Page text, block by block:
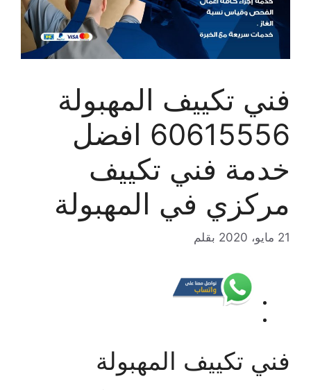
فني تكييف المهبولة
60615556 افضل
خدمة فني تكييف
مركزي في المهبولة
21 مايو، 2020 بقلم
فني تكييف المهبولة